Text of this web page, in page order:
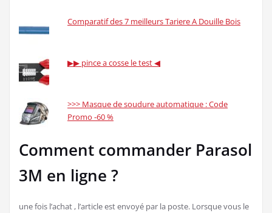
Comparatif des 7 meilleurs Tariere A Douille Bois
▶▶ pince a cosse le test ◀
>>> Masque de soudure automatique : Code
Promo -60 %
Comment commander Parasol
3M en ligne ?
une fois l’achat , l’article est envoyé par la poste. Lorsque vous le